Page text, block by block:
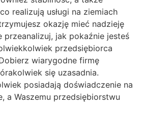
realizują usługi na ziemiach
okazję mieć nadzieję
jak pokaźnie jesteś
przedsiębiorca
wiarygodne firmę
się uzasadnia.
posiadają doświadczenie na
a Waszemu przedsiębiorstwu